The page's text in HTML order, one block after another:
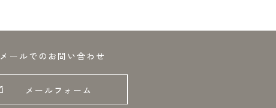
メールでのお問い合わせ
メールフォーム